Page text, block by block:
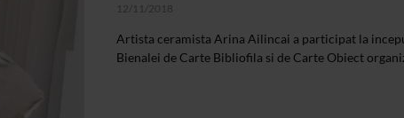
12/11/2018
Artista ceramista Arina Ailincai a participat la
Bienalei de Carte Bibliofila si de Carte Obiect